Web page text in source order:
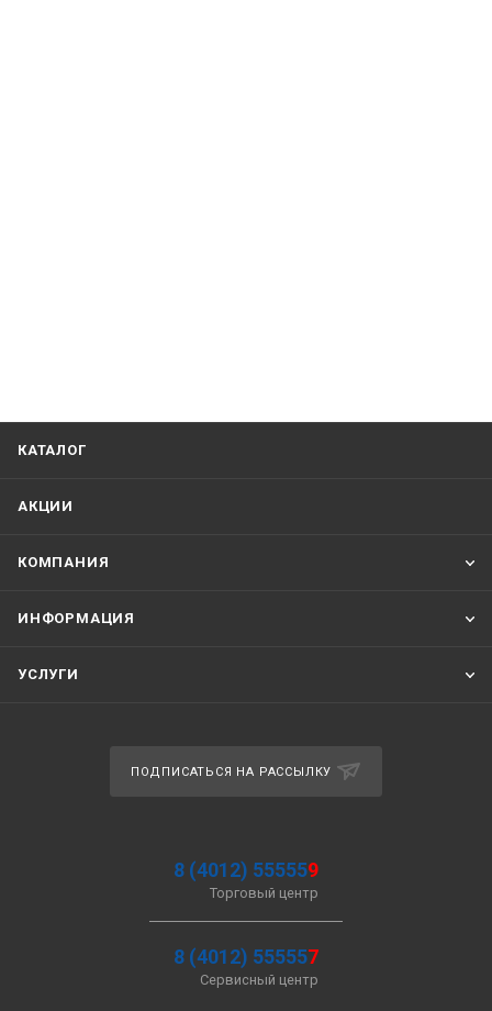
КАТАЛОГ
АКЦИИ
КОМПАНИЯ
ИНФОРМАЦИЯ
УСЛУГИ
ПОДПИСАТЬСЯ НА РАССЫЛКУ
8 (4012) 555559
Торговый центр
8 (4012) 555557
Сервисный центр